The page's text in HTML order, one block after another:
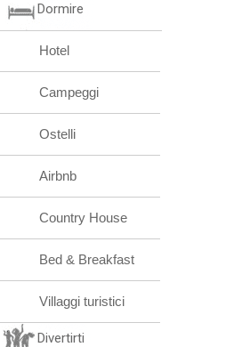
Dormire
Hotel
Campeggi
Ostelli
Airbnb
Country House
Bed & Breakfast
Villaggi turistici
Divertirti